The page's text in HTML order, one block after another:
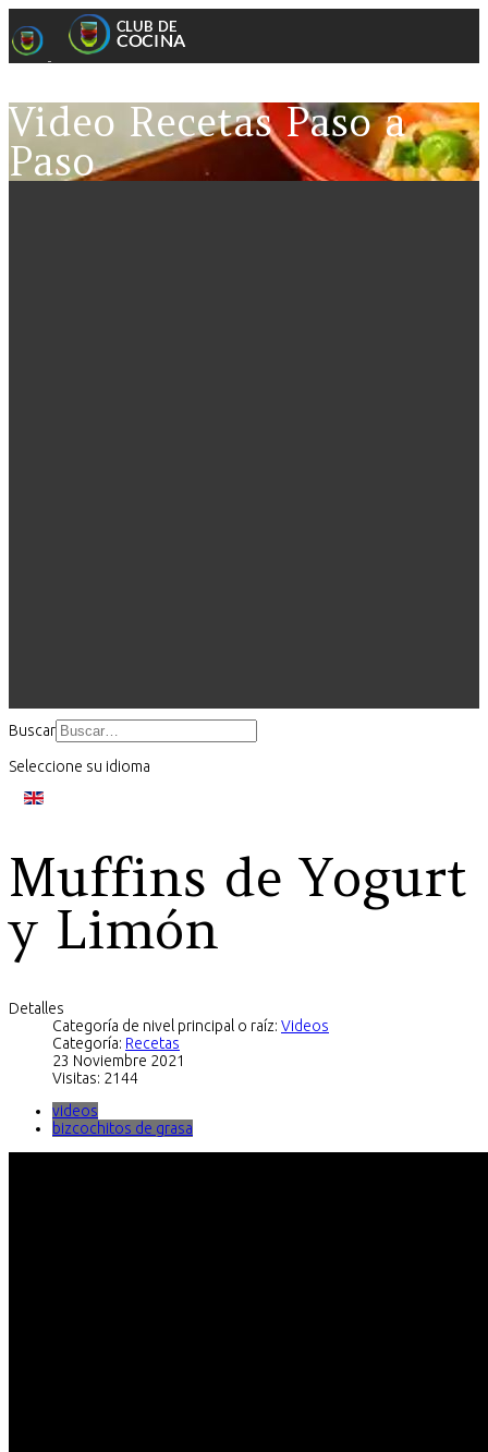
Video Recetas Paso a
Paso
Buscar
Seleccione su idioma
Muffins de Yogurt
y Limón
Detalles
Categoría de nivel principal o raíz: Videos
Categoría: Recetas
23 Noviembre 2021
Visitas: 2144
videos
bizcochitos de grasa